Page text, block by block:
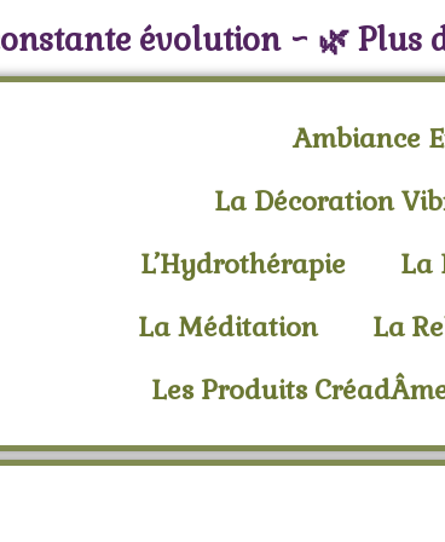
évolution ~ 🌿
Ambiance
La Décoration
L’Hydrothérapie
La
La Méditation
La
Les Produits